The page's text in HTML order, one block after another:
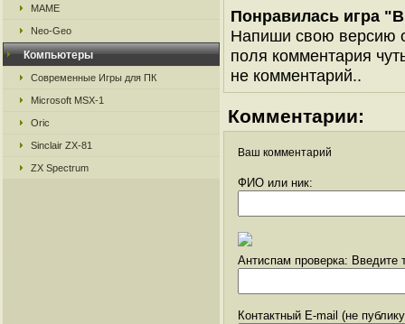
MAME
Neo-Geo
Компьютеры
Современные Игры для ПК
Microsoft MSX-1
Oric
Sinclair ZX-81
ZX Spectrum
Понравилась игра
Напиши свою версию
поля комментария
не комментарий..
Комментарии:
Ваш комментарий
ФИО или ник:
Антиспам проверка: Введите
Контактный E-mail (не